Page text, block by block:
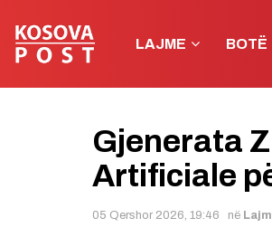
LAJME BOTË
Gjenerata
Artificiale
05 Qershor 2026, 19:46 në